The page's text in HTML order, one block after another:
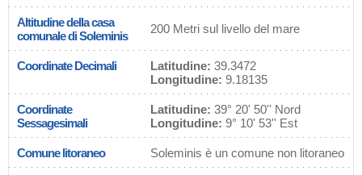
Altitudine della casa
comunale di Soleminis
200 Metri sul livello del mare
Coordinate Decimali Latitudine: 39.3472
Longitudine: 9.18135
Coordinate
Sessagesimali
Latitudine: 39° 20' 50'' Nord
Longitudine: 9° 10' 53'' Est
Comune litoraneo Soleminis è un comune non litoraneo